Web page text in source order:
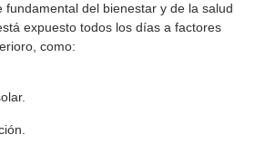
fundamental del bienestar y de la salud
expuesto todos los días a factores
como: